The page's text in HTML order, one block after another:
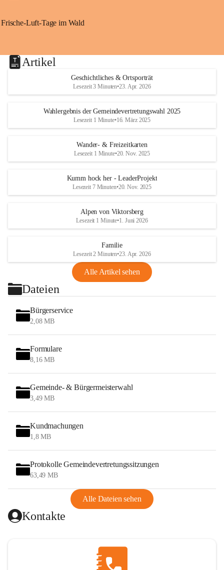
Frische-Luft-Tage im Wald
Artikel
Geschichtliches & Ortsporträt
Lesezeit 3 Minuten•23. Apr. 2026
Wahlergebnis der Gemeindevertretungswahl 2025
Lesezeit 1 Minute•16. März 2025
Wander- & Freizeitkarten
Lesezeit 1 Minute•20. Nov. 2025
Kumm hock her - LeaderProjekt
Lesezeit 7 Minuten•20. Nov. 2025
Alpen von Viktorsberg
Lesezeit 1 Minute•1. Juni 2026
Familie
Lesezeit 2 Minuten•23. Apr. 2026
Alle Artikel sehen
Dateien
Bürgerservice
2,08 MB
Formulare
8,16 MB
Gemeinde- & Bürgermeisterwahl
3,49 MB
Kundmachungen
1,8 MB
Protokolle Gemeindevertretungssitzungen
63,49 MB
Alle Dateien sehen
Kontakte